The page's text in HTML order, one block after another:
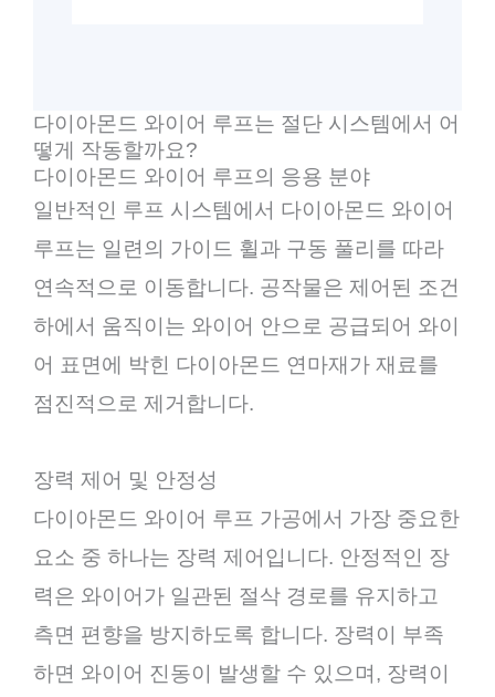
다이아몬드 와이어 루프는 절단 시스템에서 어
떻게 작동할까요?
다이아몬드 와이어 루프의 응용 분야
일반적인 루프 시스템에서 다이아몬드 와이어
루프는 일련의 가이드 휠과 구동 풀리를 따라
연속적으로 이동합니다. 공작물은 제어된 조건
하에서 움직이는 와이어 안으로 공급되어 와이
어 표면에 박힌 다이아몬드 연마재가 재료를
점진적으로 제거합니다.
장력 제어 및 안정성
다이아몬드 와이어 루프 가공에서 가장 중요한
요소 중 하나는 장력 제어입니다. 안정적인 장
력은 와이어가 일관된 절삭 경로를 유지하고
측면 편향을 방지하도록 합니다. 장력이 부족
하면 와이어 진동이 발생할 수 있으며, 장력이